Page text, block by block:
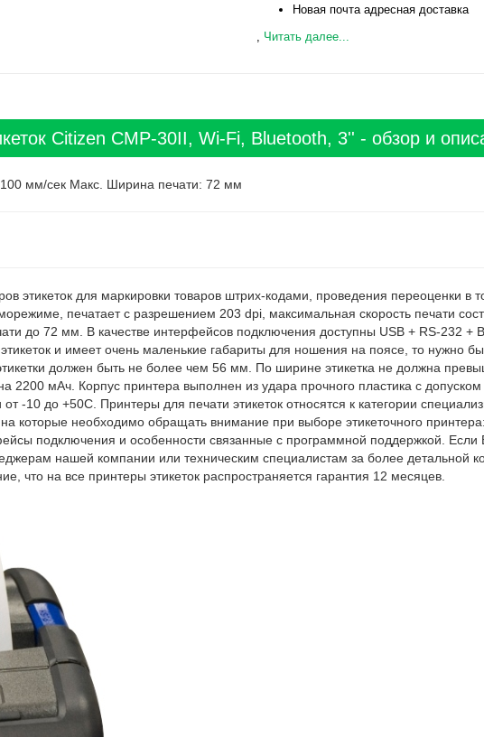
Новая почта адресная доставка
, Читать далее...
Citizen CMP-30II, Wi-Fi, Bluetooth, 3'' - обзор и
мм/сек Макс. Ширина печати: 72 мм
этикеток для маркировки товаров штрих-кодами, проведения переоценки в
печатает с разрешением 203 dpi, максимальная скорость печати
до 72 мм. В качестве интерфейсов подключения доступны USB + RS-232 +
и имеет очень маленькие габариты для ношения на поясе, то нужно
должен быть не более чем 56 мм. По ширине этикетка не должна
2200 мАч. Корпус принтера выполнен из удара прочного пластика с
-10 до +50С. Принтеры для печати этикеток относятся к категории
которые необходимо обращать внимание при выборе этикеточного
подключения и особенности связанные с программной поддержкой. Если
нашей компании или техническим специалистам за более детальной
что на все принтеры этикеток распространяется гарантия 12 месяцев.